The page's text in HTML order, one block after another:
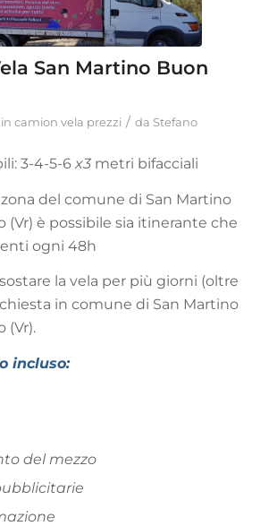
San Martino Buon
in camion vela prezzi / da Stefano
3-4-5-6x3metri bifacciali
zona del comune di San Martino
(Vr) è possibile sia itinerante che
ogni 48h
la vela per più giorni (oltre
in comune di San Martino
(Vr).
incluso:
del mezzo